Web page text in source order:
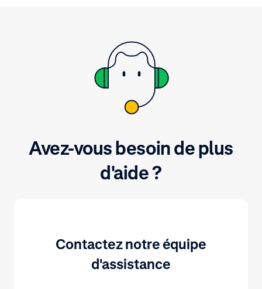
Avez-vous besoin de plus
d'aide ?
Contactez notre équipe
d'assistance